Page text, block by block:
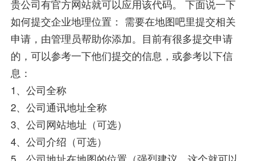
贵公司有官方网站就可以应用该代码。 下面说一下
如何提交企业地理位置： 需要在地图吧里提交相关
申请，由管理员帮助你添加。目前有很多提交申请
的，可以参考一下他们提交的信息，或参考以下信
息：
1、公司全称
2、公司通讯地址全称
3、公司网站地址（可选）
4、公司介绍（可选）